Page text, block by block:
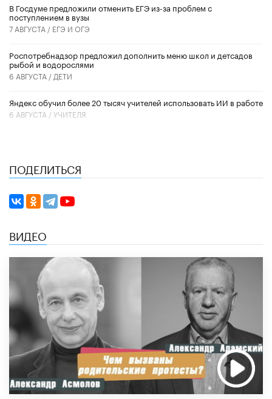
В Госдуме предложили отменить ЕГЭ из-за проблем с
поступлением в вузы
7 АВГУСТА / ЕГЭ И ОГЭ
Роспотребнадзор предложил дополнить меню школ и детсадов
рыбой и водорослями
6 АВГУСТА / ДЕТИ
​Яндекс обучил более 20 тысяч учителей использовать ИИ в работе
6 АВГУСТА /УЧИТЕЛЯ
ПОДЕЛИТЬСЯ
ВИДЕО